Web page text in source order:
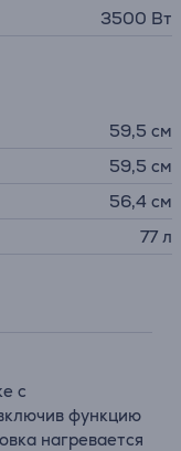
3500 Вт
59,5 см
59,5 см
56,4 см
77 л
с
функцию
нагревается